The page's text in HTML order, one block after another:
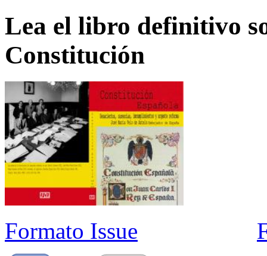
Lea el libro definitivo
Constitución
Formato Issue